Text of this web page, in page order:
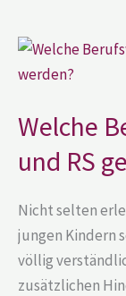
Welche
und RS
Nicht selten
jungen Kindern
völlig
zusätzlichen
Welche
Berufswahl
soll
und
RS
getroffen
werden?